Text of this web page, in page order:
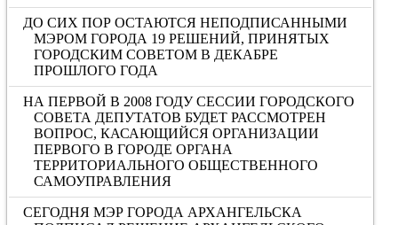
ДО СИХ ПОР ОСТАЮТСЯ НЕПОДПИСАННЫМИ
МЭРОМ ГОРОДА 19 РЕШЕНИЙ, ПРИНЯТЫХ
ГОРОДСКИМ СОВЕТОМ В ДЕКАБРЕ
ПРОШЛОГО ГОДА
НА ПЕРВОЙ В 2008 ГОДУ СЕССИИ ГОРОДСКОГО
СОВЕТА ДЕПУТАТОВ БУДЕТ РАССМОТРЕН
ВОПРОС, КАСАЮЩИЙСЯ ОРГАНИЗАЦИИ
ПЕРВОГО В ГОРОДЕ ОРГАНА
ТЕРРИТОРИАЛЬНОГО ОБЩЕСТВЕННОГО
САМОУПРАВЛЕНИЯ
СЕГОДНЯ МЭР ГОРОДА АРХАНГЕЛЬСКА